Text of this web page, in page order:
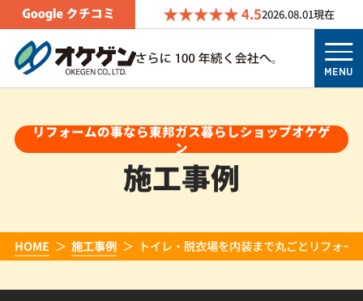
4.52026.08.01現在
MENU
リフォームの事なら東邦ガス暮らしショップオケゲ
ン
施工事例
HOME 施工事例 トイレ・脱衣場を内装まで丸ごとリフォー